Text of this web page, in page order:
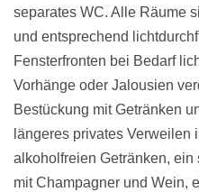
separates WC. Alle Räume
und entsprechend
Fensterfronten bei Bedarf
Vorhänge oder Jalousien
Bestückung mit Getränken
längeres privates
alkoholfreien Getränken,
mit Champagner und Wein,